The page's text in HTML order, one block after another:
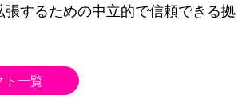
張するための中立的で信頼できる拠
ト一覧